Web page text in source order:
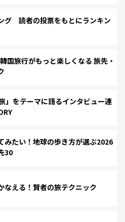
グ 読者の投票をもとにランキン
旅行がもっと楽しくなる 旅先・
」をテーマに語るインタビュー連
みたい！地球の歩き方が選ぶ2026
30
なえる！賢者の旅テクニック